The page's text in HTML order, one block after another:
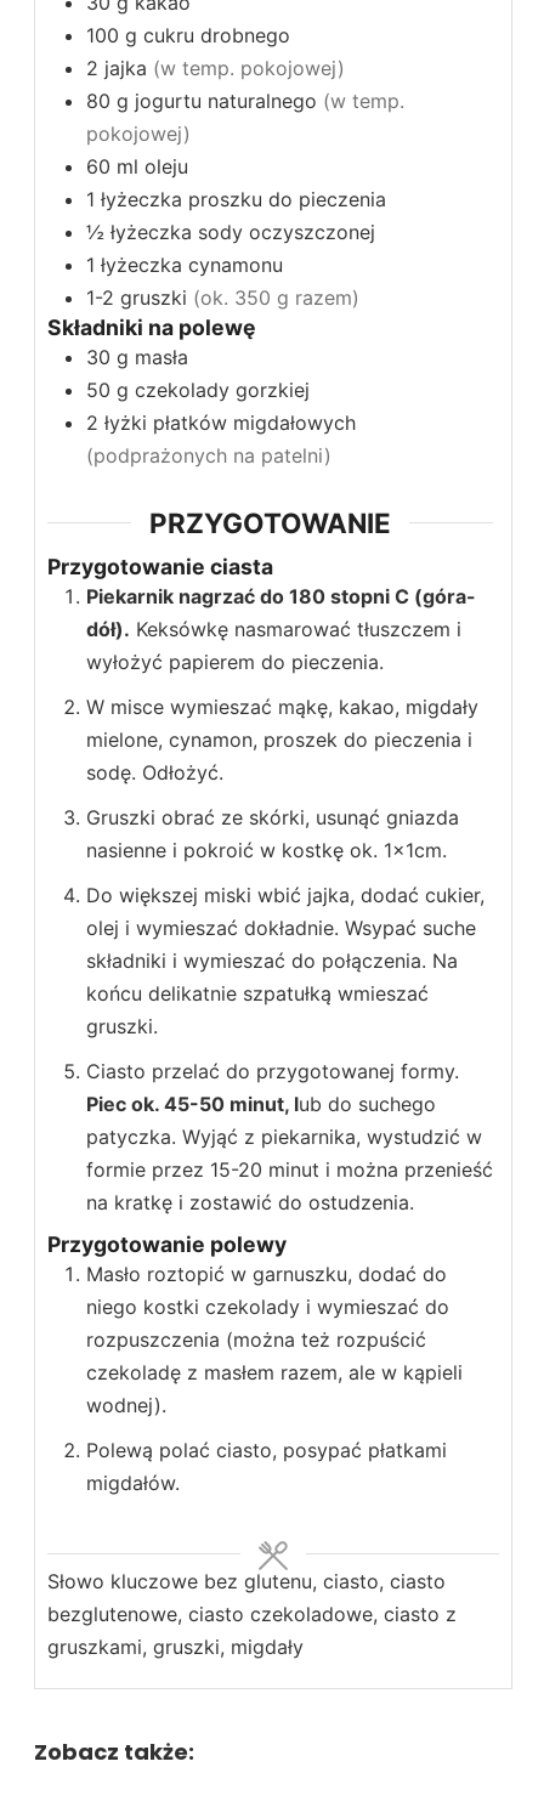
100 g cukru drobnego
2 jajka (w temp. pokojowej)
80 g jogurtu naturalnego (w temp.
pokojowej)
60 ml oleju
1 łyżeczka proszku do pieczenia
½ łyżeczka sody oczyszczonej
1 łyżeczka cynamonu
1-2 gruszki (ok. 350 g razem)
Składniki na polewę
30 g masła
50 g czekolady gorzkiej
2 łyżki płatków migdałowych
(podprażonych na patelni)
PRZYGOTOWANIE
Przygotowanie ciasta
Piekarnik nagrzać do 180 stopni C (góra-
dół). Keksówkę nasmarować tłuszczem i
wyłożyć papierem do pieczenia.
W misce wymieszać mąkę, kakao, migdały
mielone, cynamon, proszek do pieczenia i
sodę. Odłożyć.
Gruszki obrać ze skórki, usunąć gniazda
nasienne i pokroić w kostkę ok. 1x1cm.
Do większej miski wbić jajka, dodać cukier,
olej i wymieszać dokładnie. Wsypać suche
składniki i wymieszać do połączenia. Na
końcu delikatnie szpatułką wmieszać
gruszki.
Ciasto przelać do przygotowanej formy.
Piec ok. 45-50 minut, lub do suchego
patyczka. Wyjąć z piekarnika, wystudzić w
formie przez 15-20 minut i można przenieść
na kratkę i zostawić do ostudzenia.
Przygotowanie polewy
Masło roztopić w garnuszku, dodać do
niego kostki czekolady i wymieszać do
rozpuszczenia (można też rozpuścić
czekoladę z masłem razem, ale w kąpieli
wodnej).
Polewą polać ciasto, posypać płatkami
migdałów.
Słowo kluczowe bez glutenu, ciasto, ciasto
bezglutenowe, ciasto czekoladowe, ciasto z
gruszkami, gruszki, migdały
Zobacz także: